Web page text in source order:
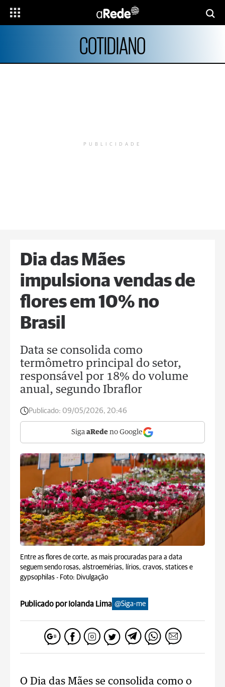
COTIDIANO
PUBLICIDADE
Dia das Mães
impulsiona vendas de
flores em 10% no
Brasil
Data se consolida como
termômetro principal do setor,
responsável por 18% do volume
anual, segundo Ibraflor
Publicado: 09/05/2026, 20:46
Siga aRede no Google
Entre as flores de corte, as mais procuradas para a data
seguem sendo rosas, alstroemérias, lírios, cravos, statices e
gypsophilas - Foto: Divulgação
Publicado por Iolanda Lima @Siga-me
O Dia das Mães se consolida como o